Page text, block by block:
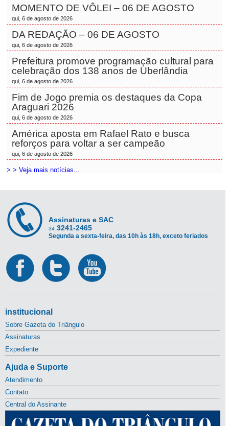
MOMENTO DE VÔLEI – 06 DE AGOSTO
qui, 6 de agosto de 2026
DA REDAÇÃO – 06 DE AGOSTO
qui, 6 de agosto de 2026
Prefeitura promove programação cultural para
celebração dos 138 anos de Uberlândia
qui, 6 de agosto de 2026
Fim de Jogo premia os destaques da Copa
Araguari 2026
qui, 6 de agosto de 2026
América aposta em Rafael Rato e busca
reforços para voltar a ser campeão
qui, 6 de agosto de 2026
> > Veja mais notícias...
Assinaturas e SAC
34 3241-2465
Segunda a sexta-feira, das 10h às 18h, exceto feriados
institucional
Sobre Gazeta do Triângulo
Assinaturas
Expediente
Ajuda e Suporte
Atendimento
Contato
Central do Assinante